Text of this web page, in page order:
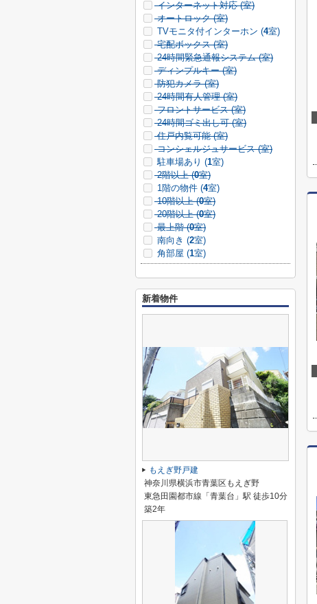
インターネット対応 (室)
オートロック (室)
TVモニタ付インターホン (4室)
宅配ボックス (室)
24時間緊急通報システム (室)
ディンプルキー (室)
防犯カメラ (室)
24時間有人管理 (室)
フロントサービス (室)
24時間ゴミ出し可 (室)
住戸内覧可能 (室)
コンシェルジュサービス (室)
駐車場あり (1室)
2階以上 (0室)
1階の物件 (4室)
10階以上 (0室)
20階以上 (0室)
最上階 (0室)
南向き (2室)
角部屋 (1室)
新着物件
もえぎ野戸建
神奈川県横浜市青葉区もえぎ野
東急田園都市線「青葉台」駅 徒歩10分
築2年